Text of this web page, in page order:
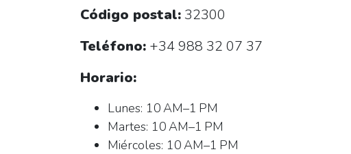
Código postal: 32300
Teléfono: +34 988 32 07 37
Horario:
Lunes: 10 AM–1 PM
Martes: 10 AM–1 PM
Miércoles: 10 AM–1 PM